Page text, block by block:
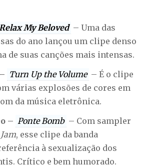
Relax My Beloved – Uma das
do ano lançou um clipe denso
de suas canções mais intensas.
Turn Up the Volume – É o clipe
várias explosões de cores em
da música eletrônica.
– Ponte Bomb – Com sampler
, esse clipe da banda
à sexualização dos
Crítico e bem humorado.